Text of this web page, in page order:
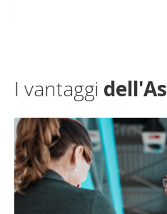
I vantaggi